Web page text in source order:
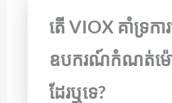
តើ VIOX គាំទ្រក
ឧបករណ៍កំណត់ម៉ោ
ដែរឬទេ?